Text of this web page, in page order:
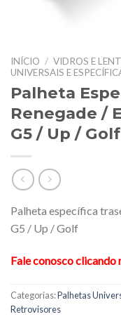
INÍCIO / VIDROS E
UNIVERSAIS E
Palheta
Renegade /
G5 / Up /
Palheta específica
G5 / Up / Golf
Fale conosco
Categorias:Palhetas
Retrovisores